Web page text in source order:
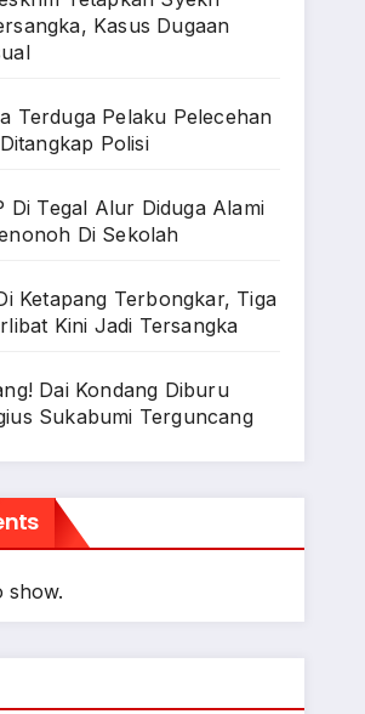
Kasus Dugaan
Terduga Pelaku Pelecehan
Polisi
Di Tegal Alur Diduga Alami
Di Sekolah
Ketapang Terbongkar, Tiga
Kini Jadi Tersangka
Dai Kondang Diburu
Sukabumi Terguncang
show.